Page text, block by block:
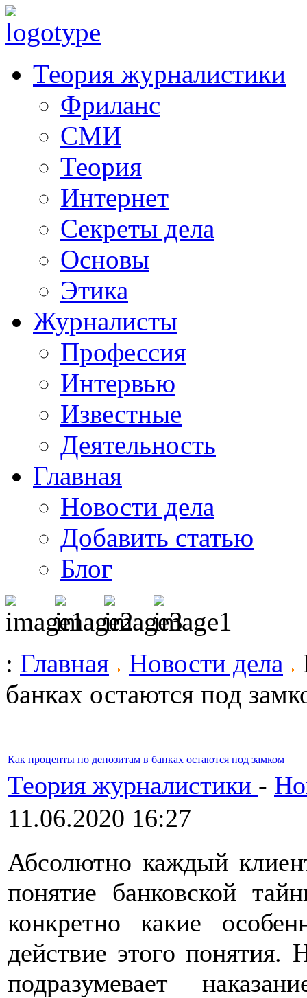
Теория журналистики
Фриланс
СМИ
Теория
Интернет
Секреты дела
Основы
Этика
Журналисты
Профессия
Интервью
Известные
Деятельность
Главная
Новости дела
Добавить статью
Блог
: Главная Новости дела
банках остаются под
Как проценты по депозитам в банках остаются под замком
Теория журналистики -
11.06.2020 16:27
Абсолютно каждый
понятие банковской
конкретно какие
действие этого
подразумевает